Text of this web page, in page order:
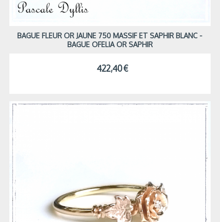
BAGUE FLEUR OR JAUNE 750 MASSIF ET SAPHIR BLANC -
BAGUE OFELIA OR SAPHIR
422,40€